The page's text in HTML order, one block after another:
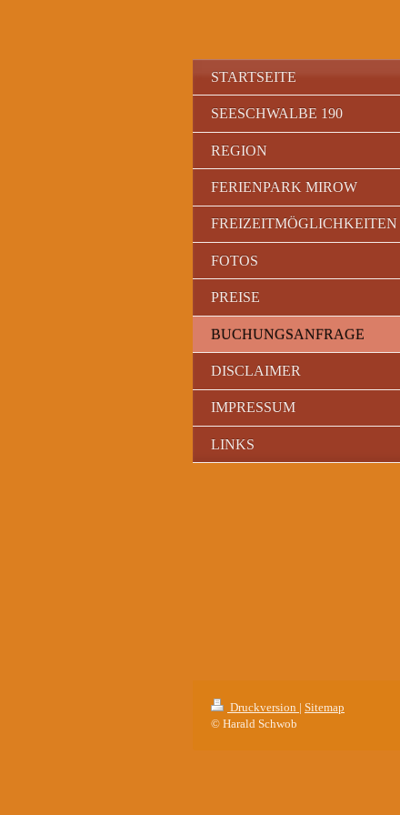
STARTSEITE
SEESCHWALBE 190
REGION
FERIENPARK MIROW
FREIZEITMÖGLICHKEITEN
FOTOS
PREISE
BUCHUNGSANFRAGE
DISCLAIMER
IMPRESSUM
LINKS
Druckversion | Sitemap
© Harald Schwob